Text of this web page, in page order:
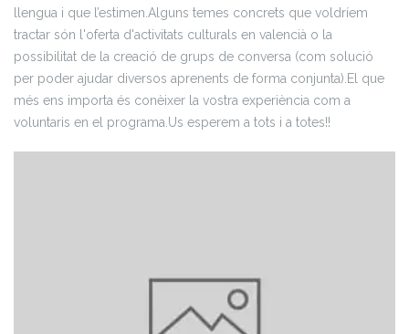
llengua i que l’estimen. Alguns temes concrets que voldríem
tractar són l'oferta d'activitats culturals en valencià o la
possibilitat de la creació de grups de conversa (com solució
per poder ajudar diversos aprenents de forma conjunta). El que
més ens importa és conèixer la vostra experiència com a
voluntaris en el programa. Us esperem a tots i a totes!!